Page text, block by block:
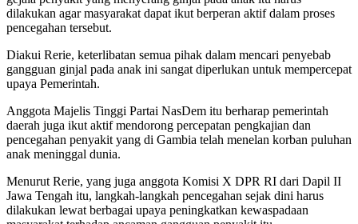
dilakukan agar masyarakat dapat ikut berperan aktif dalam proses
pencegahan tersebut.
Diakui Rerie, keterlibatan semua pihak dalam mencari penyebab
gangguan ginjal pada anak ini sangat diperlukan untuk mempercepat
upaya Pemerintah.
Anggota Majelis Tinggi Partai NasDem itu berharap pemerintah
daerah juga ikut aktif mendorong percepatan pengkajian dan
pencegahan penyakit yang di Gambia telah menelan korban puluhan
anak meninggal dunia.
Menurut Rerie, yang juga anggota Komisi X DPR RI dari Dapil II
Jawa Tengah itu, langkah-langkah pencegahan sejak dini harus
dilakukan lewat berbagai upaya peningkatkan kewaspadaan